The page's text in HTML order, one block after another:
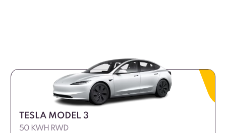
Tipologia veicolo
Alimentazione
TESLA MODEL 3
50 KWH RWD